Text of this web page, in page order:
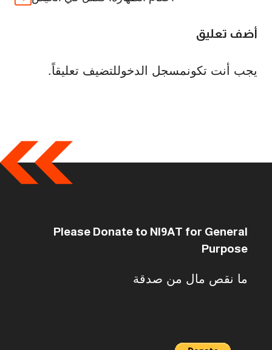
أضف تعليق
يجب أنت تكونمسجل الدخوللتضيف تعليقاً.
Please Donate to NI9AT for General
Purpose
ما نقص مال من صدقة